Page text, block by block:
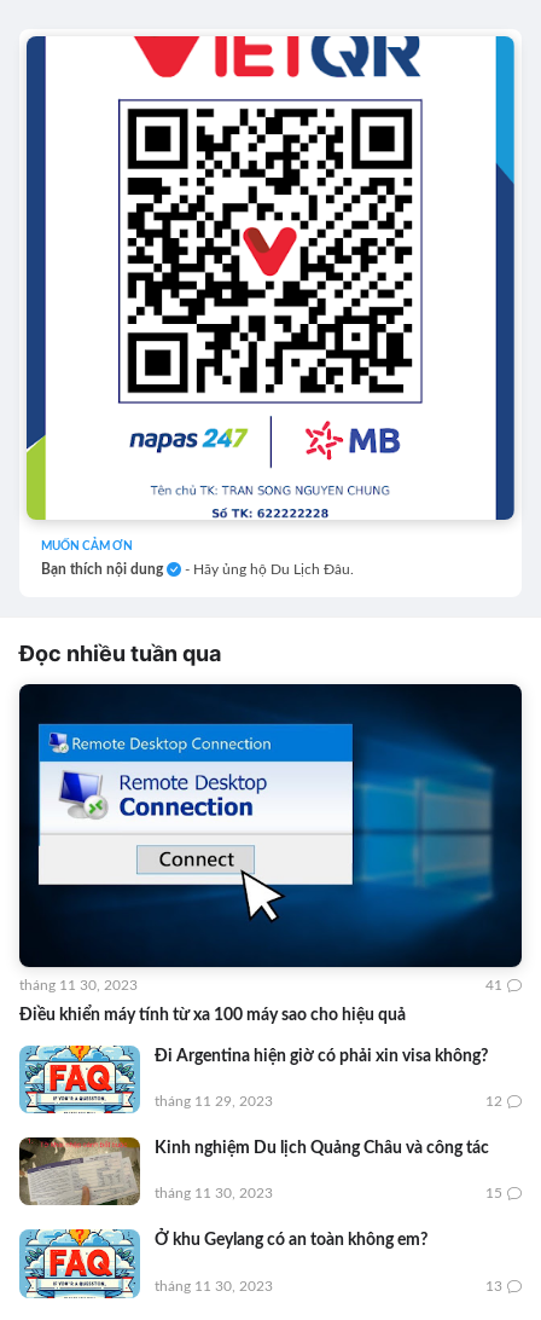
MUỐN CẢM ƠN
Bạn thích nội dung - Hãy ủng hộ Du Lịch Đâu.
Đọc nhiều tuần qua
Điều khiển máy tính từ xa 100 máy sao cho hiệu quả
tháng 11 30, 2023 41
Đi Argentina hiện giờ có phải xin visa không?
tháng 11 29, 2023 12
Kinh nghiệm Du lịch Quảng Châu và công tác
tháng 11 30, 2023 15
Ở khu Geylang có an toàn không em?
tháng 11 30, 2023 13